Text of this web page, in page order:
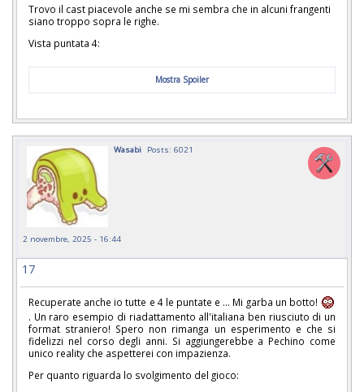
Trovo il cast piacevole anche se mi sembra che in alcuni frangenti
siano troppo sopra le righe.
Vista puntata 4:
Mostra Spoiler
Wasabi Posts: 6021
2 novembre, 2025 - 16:44
17
Recuperate anche io tutte e 4 le puntate e ... Mi garba un botto!
. Un raro esempio di riadattamento all'italiana ben riusciuto di un
format straniero! Spero non rimanga un esperimento e che si
fidelizzi nel corso degli anni. Si aggiungerebbe a Pechino come
unico reality che aspetterei con impazienza.
Per quanto riguarda lo svolgimento del gioco: